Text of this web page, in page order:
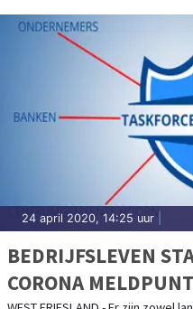
24 april 2020, 14:25 uur
BEDRIJFSLEVEN
CORONA MELDPUNT